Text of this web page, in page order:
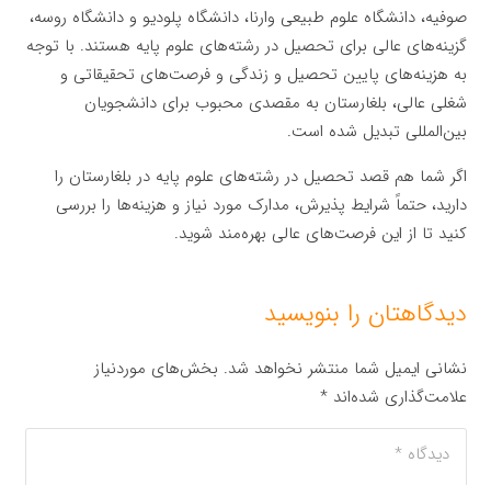
صوفیه، دانشگاه علوم طبیعی وارنا، دانشگاه پلودیو و دانشگاه روسه،
گزینه‌های عالی برای تحصیل در رشته‌های علوم پایه هستند. با توجه
به هزینه‌های پایین تحصیل و زندگی و فرصت‌های تحقیقاتی و
شغلی عالی، بلغارستان به مقصدی محبوب برای دانشجویان
بین‌المللی تبدیل شده است.
اگر شما هم قصد تحصیل در رشته‌های علوم پایه در بلغارستان را
دارید، حتماً شرایط پذیرش، مدارک مورد نیاز و هزینه‌ها را بررسی
کنید تا از این فرصت‌های عالی بهره‌مند شوید.
دیدگاهتان را بنویسید
نشانی ایمیل شما منتشر نخواهد شد. بخش‌های موردنیاز
علامت‌گذاری شده‌اند*